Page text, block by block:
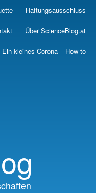
Haftungsausschluss
Über ScienceBlog.at
Ein kleines Corona – How-to